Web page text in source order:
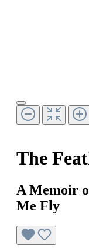
The
A Memoir
Me Fly